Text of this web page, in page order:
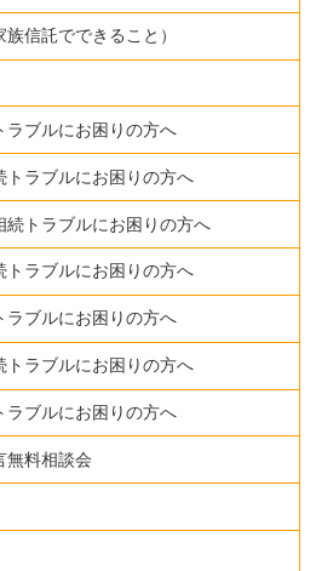
信託でできること）
ラブルにお困りの方へ
トラブルにお困りの方へ
続トラブルにお困りの方へ
トラブルにお困りの方へ
ラブルにお困りの方へ
トラブルにお困りの方へ
ラブルにお困りの方へ
無料相談会